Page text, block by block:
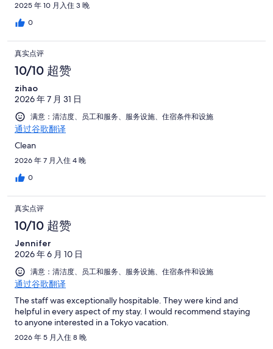
2025 年 10 月入住 3 晚
0
真实点评
10/10 超赞
zihao
2026 年 7 月 31 日
满意：清洁度、员工和服务、服务设施、住宿条件和设施
通过谷歌翻译
Clean
2026 年 7 月入住 4 晚
0
真实点评
10/10 超赞
Jennifer
2026 年 6 月 10 日
满意：清洁度、员工和服务、服务设施、住宿条件和设施
通过谷歌翻译
The staff was exceptionally hospitable. They were kind and
helpful in every aspect of my stay. I would recommend staying
to anyone interested in a Tokyo vacation.
2026 年 5 月入住 8 晚